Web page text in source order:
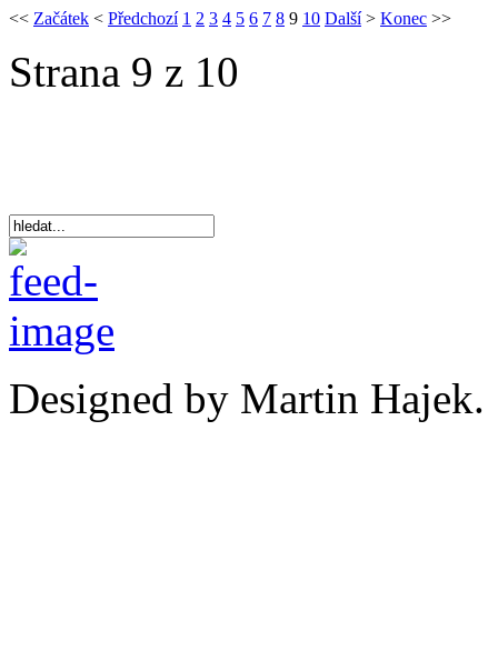
<< Začátek < Předchozí 1 2 3 4 5 6 7 8 9 10 Další> Konec >>
Strana 9 z 10
Designed by Martin Hajek.